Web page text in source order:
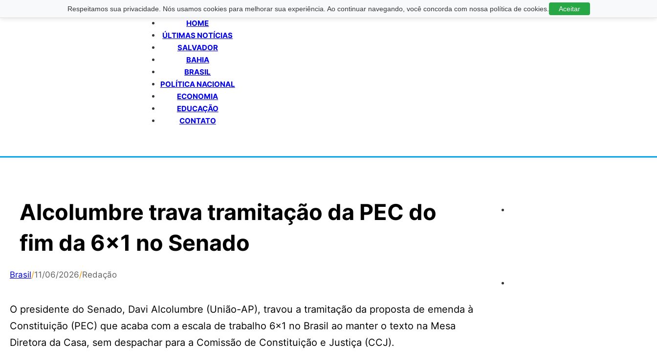
Respeitamos sua privacidade. Nós usamos cookies para melhorar sua experiência. Ao continuar navegando, você concorda com nossa política de cookies. Aceitar
HOME
ÚLTIMAS NOTÍCIAS
SALVADOR
BAHIA
BRASIL
POLÍTICA NACIONAL
ECONOMIA
EDUCAÇÃO
CONTATO
Alcolumbre trava tramitação da PEC do
fim da 6×1 no Senado
Brasil/11/06/2026/Redação
O presidente do Senado, Davi Alcolumbre (União-AP), travou a tramitação da proposta de emenda à
Constituição (PEC) que acaba com a escala de trabalho 6×1 no Brasil ao manter o texto na Mesa
Diretora da Casa, sem despachar para a Comissão de Constituição e Justiça (CCJ).